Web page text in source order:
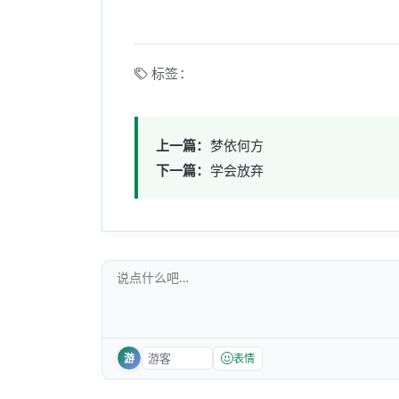
标签：
上一篇： 梦依何方
下一篇： 学会放弃
游 表情